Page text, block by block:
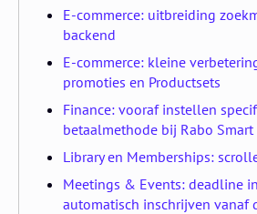
E-commerce: uitbreiding
backend
E-commerce: kleine
promoties en Productsets
Finance: vooraf instellen
betaalmethode bij Rabo Smart
Library en Memberships:
Meetings & Events: deadline
automatisch inschrijven vanaf